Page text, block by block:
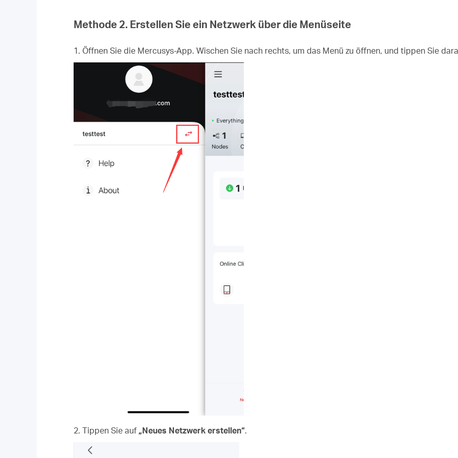
Methode 2. Erstellen Sie ein Netzwerk über die Menüseite
1. Öffnen Sie die Mercusys-App. Wischen Sie nach rechts, um das Menü zu öffnen, und tippen Sie
2. Tippen Sie auf „Neues Netzwerk erstellen“.